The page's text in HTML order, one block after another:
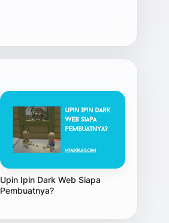
Upin Ipin Dark Web Siapa
Pembuatnya?